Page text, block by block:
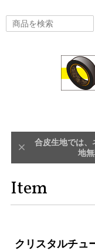
合皮生地では、
地
Item
クリスタルチュ